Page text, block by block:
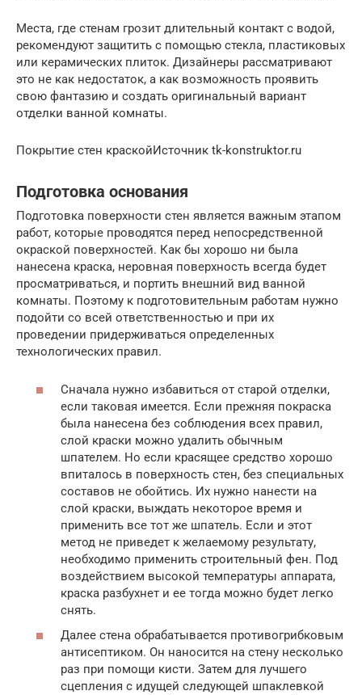
Места, где стенам грозит длительный контакт с водой,
рекомендуют защитить с помощью стекла, пластиковых
или керамических плиток. Дизайнеры рассматривают
это не как недостаток, а как возможность проявить
свою фантазию и создать оригинальный вариант
отделки ванной комнаты.
Покрытие стен краскойИсточник tk-konstruktor.ru
Подготовка основания
Подготовка поверхности стен является важным этапом
работ, которые проводятся перед непосредственной
окраской поверхностей. Как бы хорошо ни была
нанесена краска, неровная поверхность всегда будет
просматриваться, и портить внешний вид ванной
комнаты. Поэтому к подготовительным работам нужно
подойти со всей ответственностью и при их
проведении придерживаться определенных
технологических правил.
Сначала нужно избавиться от старой отделки,
если таковая имеется. Если прежняя покраска
была нанесена без соблюдения всех правил,
слой краски можно удалить обычным
шпателем. Но если красящее средство хорошо
впиталось в поверхность стен, без специальных
составов не обойтись. Их нужно нанести на
слой краски, выждать некоторое время и
применить все тот же шпатель. Если и этот
метод не приведет к желаемому результату,
необходимо применить строительный фен. Под
воздействием высокой температуры аппарата,
краска разбухнет и ее тогда можно будет легко
снять.
Далее стена обрабатывается противогрибковым
антисептиком. Он наносится на стену несколько
раз при помощи кисти. Затем для лучшего
сцепления с идущей следующей шпаклевкой